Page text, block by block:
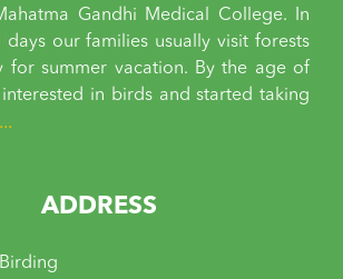
Gandhi Medical College. In
our families usually visit forests
for summer vacation. By the age of
in birds and started taking
ADDRESS